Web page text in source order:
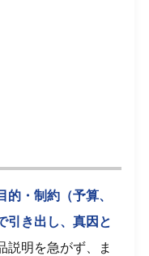
的・制約（予算、
引き出し、真因と
説明を急がず、ま